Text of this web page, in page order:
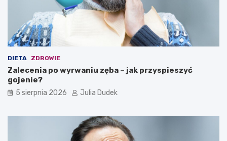
w
a
n
a
d
DIETA ZDROWIE
Zalecenia po wyrwaniu zęba – jak przyspieszyć
gojenie?
5 sierpnia 2026 Julia Dudek